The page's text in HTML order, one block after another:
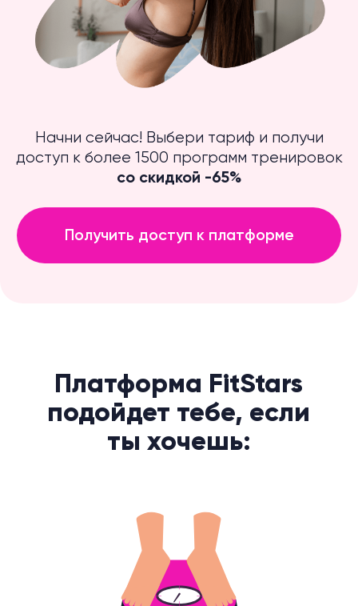
Получить доступ к платформе
и общественным душевым
Платформа FitStars
подойдет тебе, если
ты хочешь: